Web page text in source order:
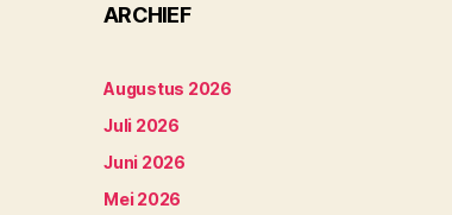
ARCHIEF
Augustus 2026
Juli 2026
Juni 2026
Mei 2026